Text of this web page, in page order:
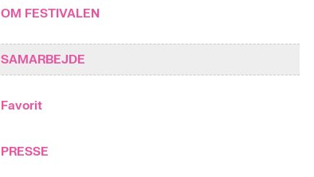
OM FESTIVALEN
SAMARBEJDE
Favorit
PRESSE